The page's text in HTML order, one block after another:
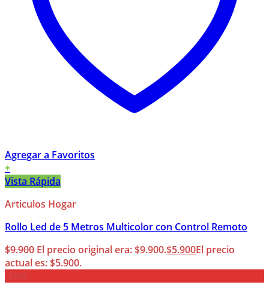
Agregar a Favoritos
+
Vista Rápida
Articulos Hogar
Rollo Led de 5 Metros Multicolor con Control Remoto
$9.900 El precio original era: $9.900.$5.900El precio
actual es: $5.900.